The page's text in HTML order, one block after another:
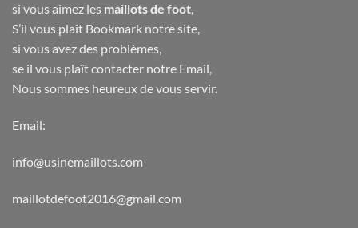
si vous aimez les maillots de foot,
S’il vous plaît Bookmark notre site,
si vous avez des problèmes,
se il vous plaît contacter notre Email,
Nous sommes heureux de vous servir.
Email:
info@usinemaillots.com
maillotdefoot2016@gmail.com